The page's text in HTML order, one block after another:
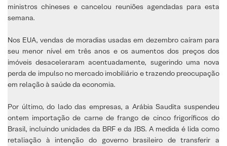
ministros chineses e cancelou reuniões agendadas para esta
semana.
Nos EUA, vendas de moradias usadas em dezembro caíram para
seu menor nível em três anos e os aumentos dos preços dos
imóveis desaceleraram acentuadamente, sugerindo uma nova
perda de impulso no mercado imobiliário e trazendo preocupação
em relação à saúde da economia.
Por último, do lado das empresas, a Arábia Saudita suspendeu
ontem importação de carne de frango de cinco frigoríficos do
Brasil, incluindo unidades da BRF e da JBS. A medida é lida como
retaliação à intenção do governo brasileiro de transferir a